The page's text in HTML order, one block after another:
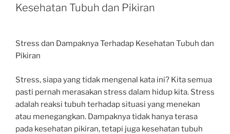
Kesehatan Tubuh dan Pikiran
Stress dan Dampaknya Terhadap Kesehatan Tubuh dan
Pikiran
Stress, siapa yang tidak mengenal kata ini? Kita semua
pasti pernah merasakan stress dalam hidup kita. Stress
adalah reaksi tubuh terhadap situasi yang menekan
atau menegangkan. Dampaknya tidak hanya terasa
pada kesehatan pikiran, tetapi juga kesehatan tubuh